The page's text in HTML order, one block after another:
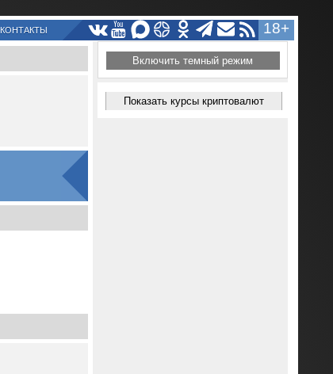
18+
КОНТАКТЫ
Включить темный режим
Показать курсы криптовалют